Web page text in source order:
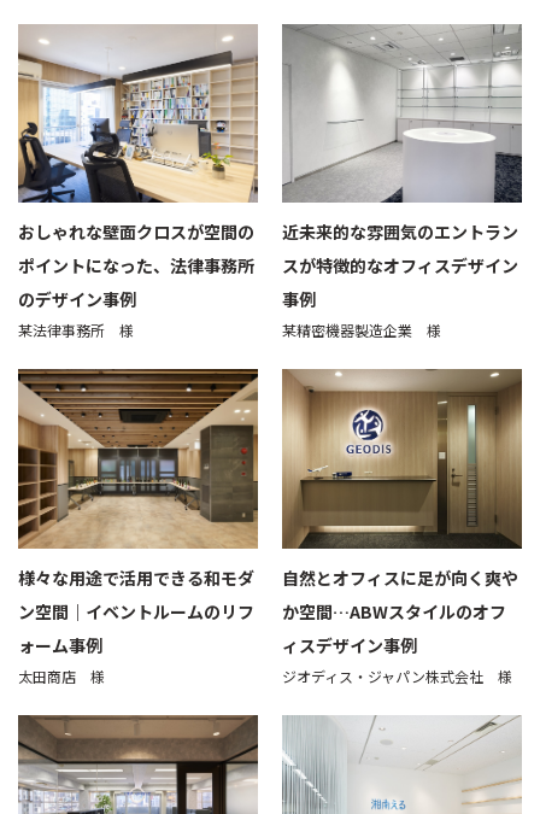
おしゃれな壁面クロスが空間の
ポイントになった、法律事務所
のデザイン事例
某法律事務所 様
近未来的な雰囲気のエントラン
スが特徴的なオフィスデザイン
事例
某精密機器製造企業 様
様々な用途で活用できる和モダ
ン空間｜イベントルームのリフ
ォーム事例
太田商店 様
自然とオフィスに足が向く爽や
か空間…ABWスタイルのオフ
ィスデザイン事例
ジオディス・ジャパン株式会社 様